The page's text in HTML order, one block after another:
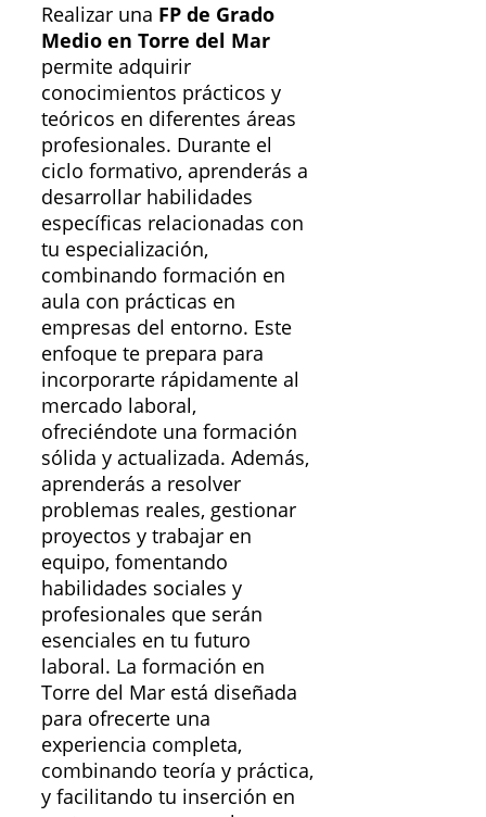
Realizar una FP de Grado
Medio en Torre del Mar
permite adquirir
conocimientos prácticos y
teóricos en diferentes áreas
profesionales. Durante el
ciclo formativo, aprenderás a
desarrollar habilidades
específicas relacionadas con
tu especialización,
combinando formación en
aula con prácticas en
empresas del entorno. Este
enfoque te prepara para
incorporarte rápidamente al
mercado laboral,
ofreciéndote una formación
sólida y actualizada. Además,
aprenderás a resolver
problemas reales, gestionar
proyectos y trabajar en
equipo, fomentando
habilidades sociales y
profesionales que serán
esenciales en tu futuro
laboral. La formación en
Torre del Mar está diseñada
para ofrecerte una
experiencia completa,
combinando teoría y práctica,
y facilitando tu inserción en